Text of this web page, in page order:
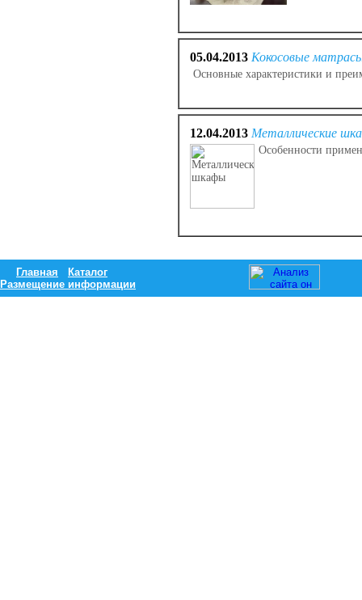
05.04.2013 Кокосовые
Основные характеристики и
12.04.2013 Металлические
Особенности
Главная
Каталог
Размещение информации